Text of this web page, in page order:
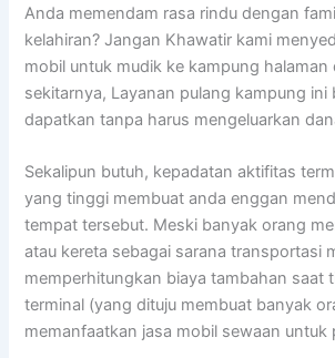
Anda memendam rasa rindu dengan
kelahiran? Jangan Khawatir kami
mobil untuk mudik ke kampung halaman
sekitarnya, Layanan pulang kampung ini
dapatkan tanpa harus mengeluarkan
Sekalipun butuh, kepadatan aktifitas
yang tinggi membuat anda enggan
tempat tersebut. Meski banyak orang
atau kereta sebagai sarana transportasi
memperhitungkan biaya tambahan saat
terminal (yang dituju membuat banyak
memanfaatkan jasa mobil sewaan untuk